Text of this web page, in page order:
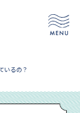
いるの？